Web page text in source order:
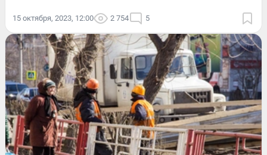
15 октября, 2023, 12:00 2 754 5